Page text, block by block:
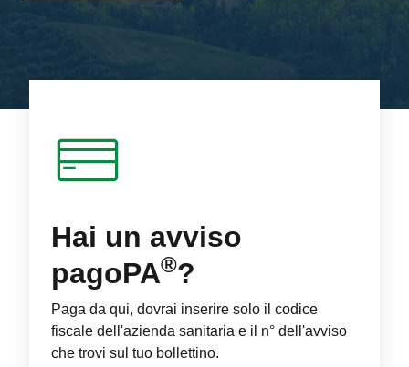
Hai un avviso
pagoPA®?
Paga da qui, dovrai inserire solo il codice
fiscale dell'azienda sanitaria e il n° dell'avviso
che trovi sul tuo bollettino.